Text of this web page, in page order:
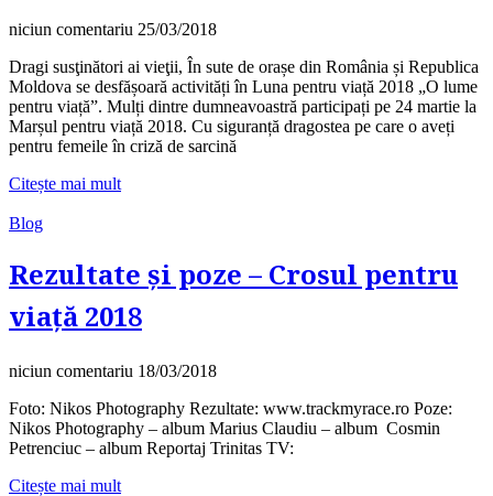
niciun comentariu 25/03/2018
Dragi susţinători ai vieţii, În sute de orașe din România și Republica
Moldova se desfășoară activități în Luna pentru viață 2018 „O lume
pentru viață”. Mulți dintre dumneavoastră participați pe 24 martie la
Marșul pentru viață 2018. Cu siguranță dragostea pe care o aveți
pentru femeile în criză de sarcină
Citește mai mult
Blog
Rezultate și poze – Crosul pentru
viață 2018
niciun comentariu 18/03/2018
Foto: Nikos Photography Rezultate: www.trackmyrace.ro Poze:
Nikos Photography – album Marius Claudiu – album Cosmin
Petrenciuc – album Reportaj Trinitas TV:
Citește mai mult